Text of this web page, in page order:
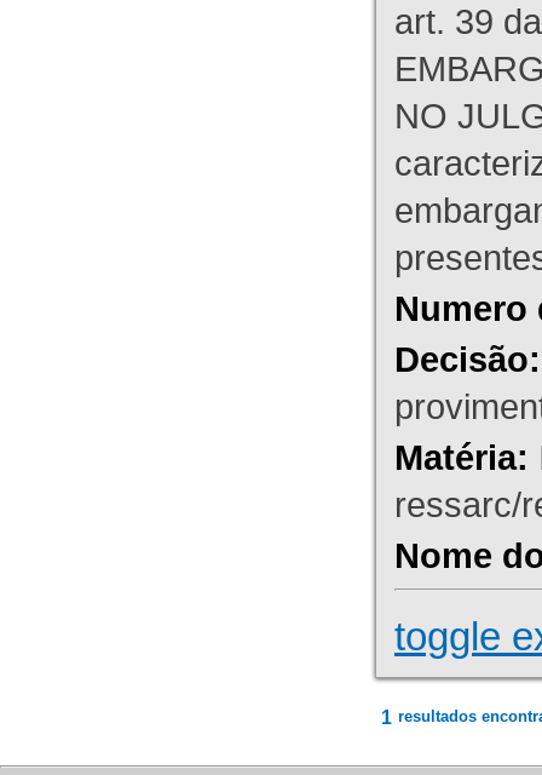
art. 39
NO
Numero
Decisão:
Matéria:
ressarc/
Nome
toggle
1 resultados